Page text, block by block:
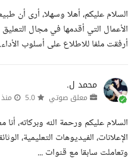
السلام عليكم، أهلا وسهلا، أرى أن
الأعمال التي أقدمها في مجال
أرفقت ملفا للاطلاع على أسلوب
محمد ل.
معلق صوتي
السلام عليكم ورحمة الله وبركاته،
وتعاملت سابقا مع قنوات ...